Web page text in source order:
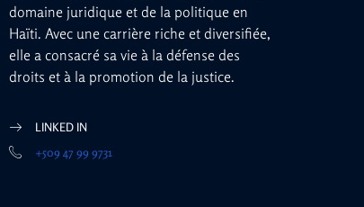
domaine juridique et de la politique en
Haïti. Avec une carrière riche et diversifiée,
elle a consacré sa vie à la défense des
droits et à la promotion de la justice.
LINKED IN
+509 47 99 9731